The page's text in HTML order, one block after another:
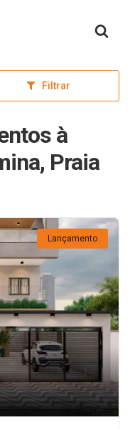
Filtrar
à
Praia
Lançamento